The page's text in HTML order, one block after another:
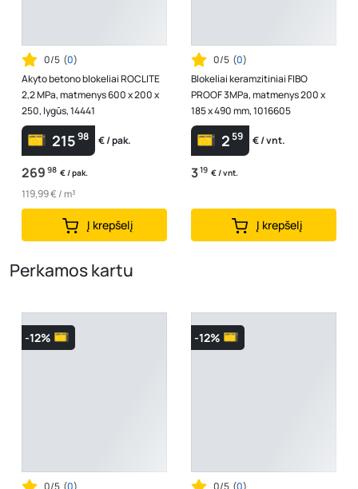
0/5 (0)
Akyto betono blokeliai ROCLITE
2,2 MPa, matmenys 600 x 200 x
250, lygūs, 14441
21598 € / pak.
269 98 € / pak.
119,99 € / m³
Į krepšelį
0/5 (0)
Blokeliai keramzitiniai FIBO
PROOF 3MPa, matmenys 200 x
185 x 490 mm, 1016605
259 € / vnt.
319 € / vnt.
Į krepšelį
Perkamos kartu
-12%
0/5 (0)
-12%
0/5 (0)